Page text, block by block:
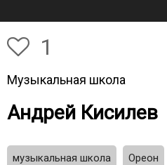
1
Музыкальная школа
Андрей Кисилев
музыкальная школа Ореон